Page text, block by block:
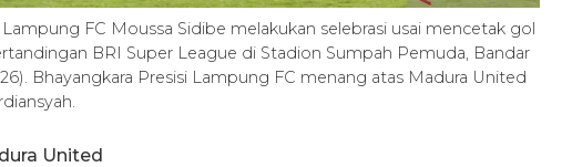
FC Moussa Sidibe melakukan selebrasi usai mencetak gol
BRI Super League di Stadion Sumpah Pemuda, Bandar
Bhayangkara Presisi Lampung FC menang atas Madura United
United